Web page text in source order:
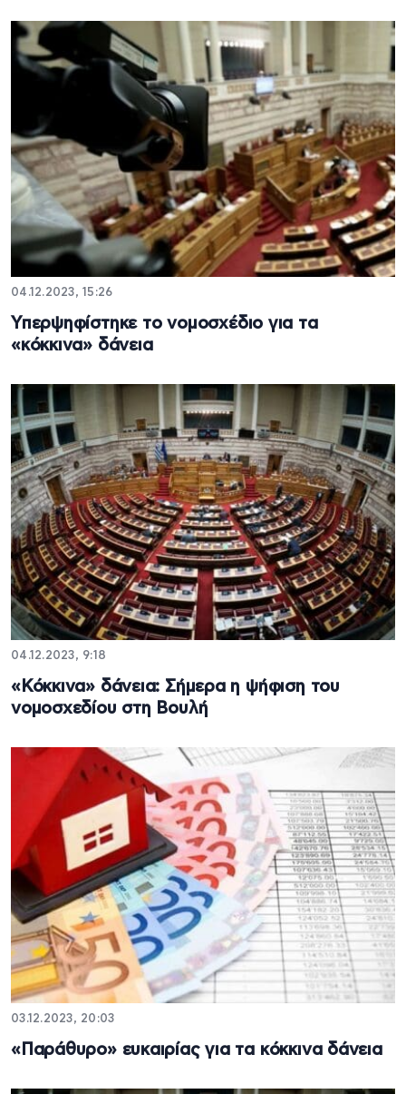
04.12.2023, 15:26
Υπερψηφίστηκε το νομοσχέδιο για τα
«κόκκινα» δάνεια
04.12.2023, 9:18
«Κόκκινα» δάνεια: Σήμερα η ψήφιση του
νομοσχεδίου στη Βουλή
03.12.2023, 20:03
«Παράθυρο» ευκαιρίας για τα κόκκινα δάνεια